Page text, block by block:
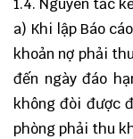
1.4. Nguyên tắc
a) Khi lập Báo
khoản nợ phải
đến ngày đáo
không đòi được
phòng phải thu